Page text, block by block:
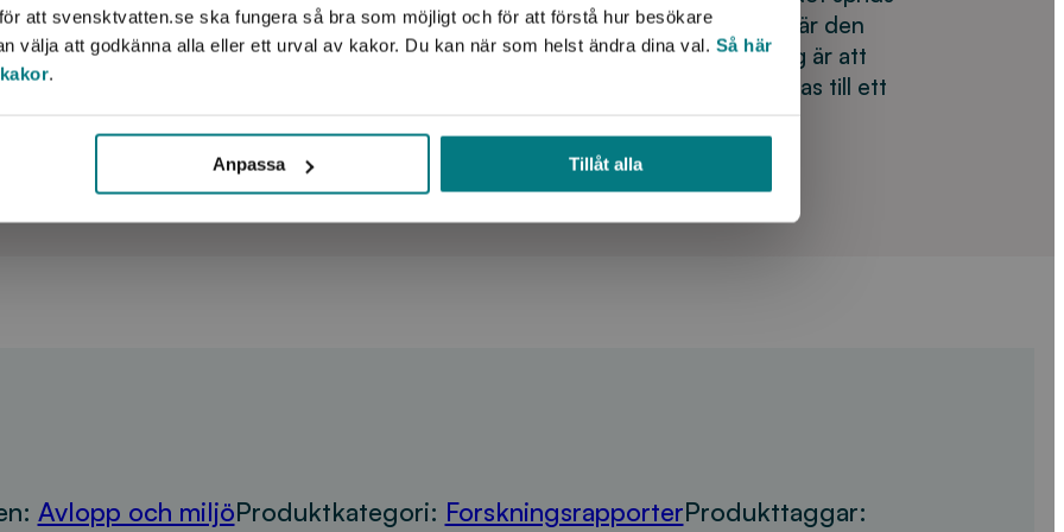
att svensktvatten.se ska fungera så bra som möjligt och för att förstå hur besökare
välja att godkänna alla eller ett urval av kakor. Du kan när som helst ändra dina val. Så här
.
Anpassa Tillåt alla
i Malmö.
före
samt
att
på åkermark, även om flera studier pekar på att slam inte är den
främsta källan till mikroplaster i jordbruket. En förhoppning är att
analys av mikroplaster ska kunna standardiseras och utföras till ett
lägre pris så att uppföljningar blir vanligare.
Avlopp och miljöProduktkategori: ForskningsrapporterProdukttaggar: